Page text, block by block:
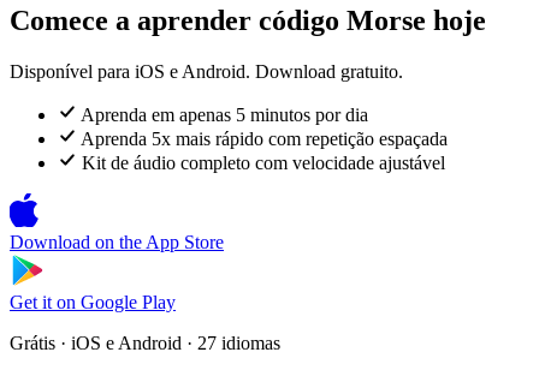
Comece a aprender código Morse hoje
Disponível para iOS e Android. Download gratuito.
Aprenda em apenas 5 minutos por dia
Aprenda 5x mais rápido com repetição espaçada
Kit de áudio completo com velocidade ajustável
Download on the App Store
Get it on Google Play
Grátis · iOS e Android · 27 idiomas